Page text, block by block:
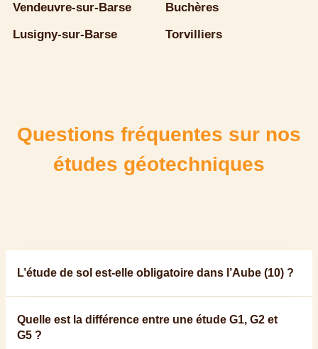
Vendeuvre-sur-Barse
Lusigny-sur-Barse
Buchères
Torvilliers
Questions fréquentes sur nos
études géotechniques
L’étude de sol est-elle obligatoire dans l’Aube (10) ?
Quelle est la différence entre une étude G1, G2 et
G5 ?